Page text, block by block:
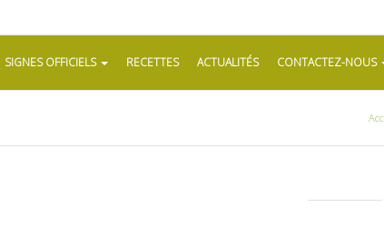
SIGNES OFFICIELS RECETTES ACTUALITÉS CONTACTEZ-NOUS